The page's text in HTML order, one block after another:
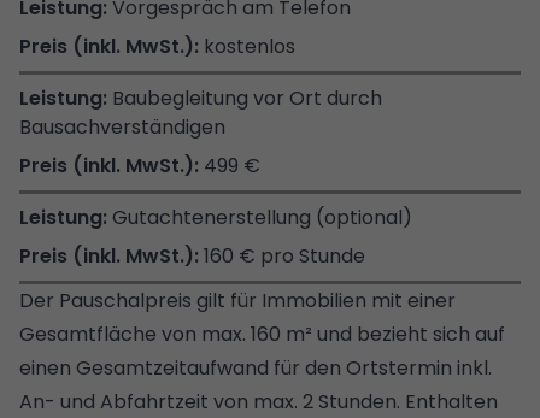
Vorgespräch am Telefon
kostenlos
Baubegleitung vor Ort durch
Bausachverständigen
499 €
Gutachtenerstellung (optional)
160 € pro Stunde
Der Pauschalpreis gilt für Immobilien mit einer
Gesamtfläche von max. 160 m² und bezieht sich auf
einen Gesamtzeitaufwand für den Ortstermin inkl.
An- und Abfahrtzeit von max. 2 Stunden. Enthalten